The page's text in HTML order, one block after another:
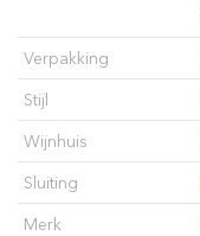
Verpakking
Stijl
Wijnhuis
Sluiting
Merk